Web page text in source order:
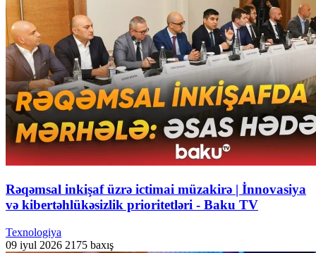
Rəqəmsal inkişaf üzrə ictimai müzakirə | İnnovasiya
və kibertəhlükəsizlik prioritetləri - Baku TV
Texnologiya
09 iyul 2026 2175 baxış